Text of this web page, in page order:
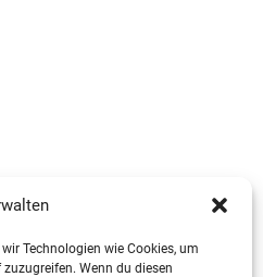
Technologien wie Cookies, um
Wenn du diesen